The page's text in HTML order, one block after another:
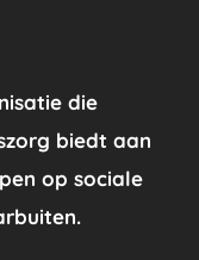
die
biedt aan
op sociale